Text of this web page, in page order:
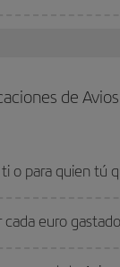
de Avios
o para quien tú
cada euro gastado